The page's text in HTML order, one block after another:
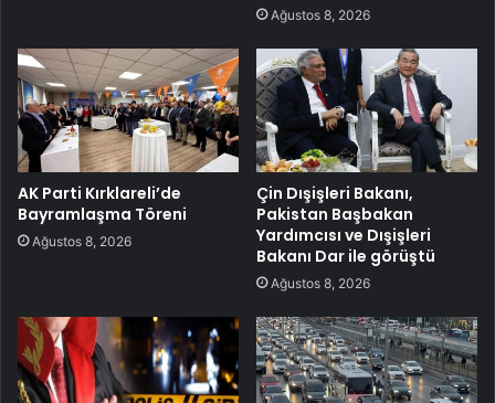
Ağustos 8, 2026
AK Parti Kırklareli’de
Bayramlaşma Töreni
Ağustos 8, 2026
Çin Dışişleri Bakanı,
Pakistan Başbakan
Yardımcısı ve Dışişleri
Bakanı Dar ile görüştü
Ağustos 8, 2026